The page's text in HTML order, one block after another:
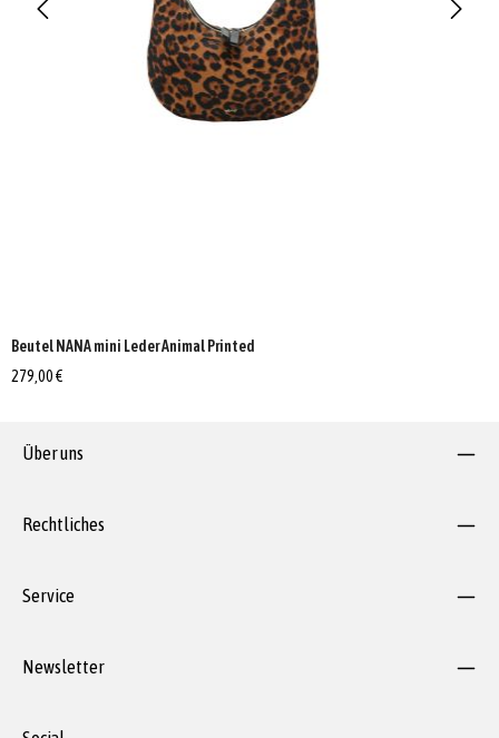
Beutel NANA mini Leder Animal Printed
279,00 €
Über uns
Rechtliches
Service
Newsletter